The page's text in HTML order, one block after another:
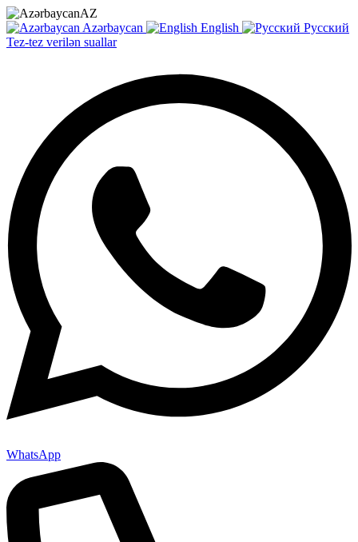
AZ
Azərbaycan
English
Русский
Tez-tez verilən suallar
WhatsApp